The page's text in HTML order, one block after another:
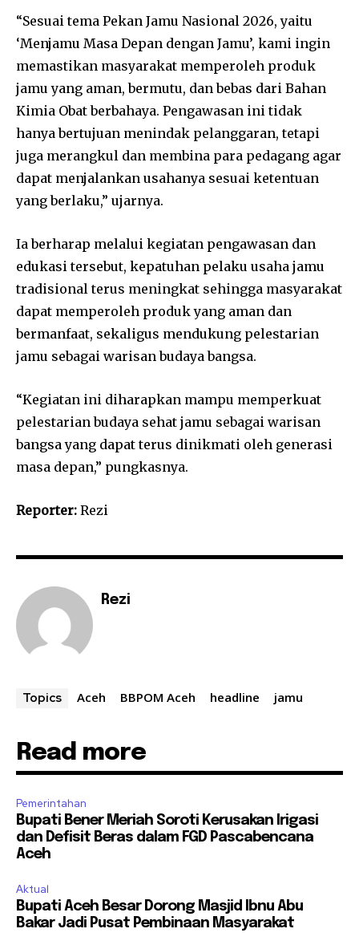
“Sesuai tema Pekan Jamu Nasional 2026, yaitu
‘Menjamu Masa Depan dengan Jamu’, kami ingin
memastikan masyarakat memperoleh produk
jamu yang aman, bermutu, dan bebas dari Bahan
Kimia Obat berbahaya. Pengawasan ini tidak
hanya bertujuan menindak pelanggaran, tetapi
juga merangkul dan membina para pedagang agar
dapat menjalankan usahanya sesuai ketentuan
yang berlaku,” ujarnya.
Ia berharap melalui kegiatan pengawasan dan
edukasi tersebut, kepatuhan pelaku usaha jamu
tradisional terus meningkat sehingga masyarakat
dapat memperoleh produk yang aman dan
bermanfaat, sekaligus mendukung pelestarian
jamu sebagai warisan budaya bangsa.
“Kegiatan ini diharapkan mampu memperkuat
pelestarian budaya sehat jamu sebagai warisan
bangsa yang dapat terus dinikmati oleh generasi
masa depan,” pungkasnya.
Reporter: Rezi
Rezi
Topics Aceh BBPOM Aceh headline jamu
Read more
Pemerintahan
Bupati Bener Meriah Soroti Kerusakan Irigasi
dan Defisit Beras dalam FGD Pascabencana
Aceh
Aktual
Bupati Aceh Besar Dorong Masjid Ibnu Abu
Bakar Jadi Pusat Pembinaan Masyarakat